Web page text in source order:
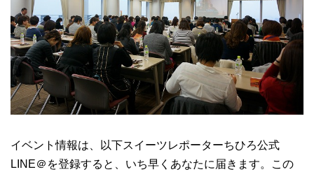
イベント情報は、以下スイーツレポーターちひろ公式
LINE＠を登録すると、いち早くあなたに届きます。この